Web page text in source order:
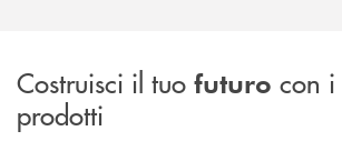
Costruisci il tuo futuro con i
prodotti